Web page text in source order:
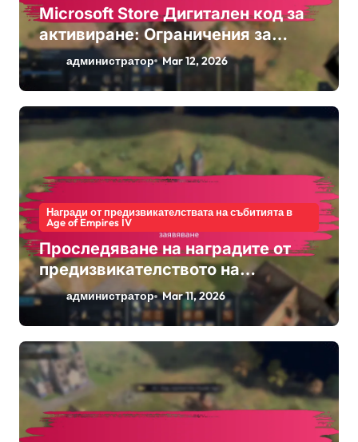
Microsoft Store Дигитален код за
активиране: Ограничения за
изтегляне, Споделяне на кодове,
Регионална наличност
администратор Mar 12, 2026
Награди от предизвикателствата на събитията в
Age of Empires IV
Проследяване на наградите от
предизвикателството на
събитията: Мониторинг на
напредъка, Системи за
класиране, Процедури за
заявяване
администратор Mar 11, 2026